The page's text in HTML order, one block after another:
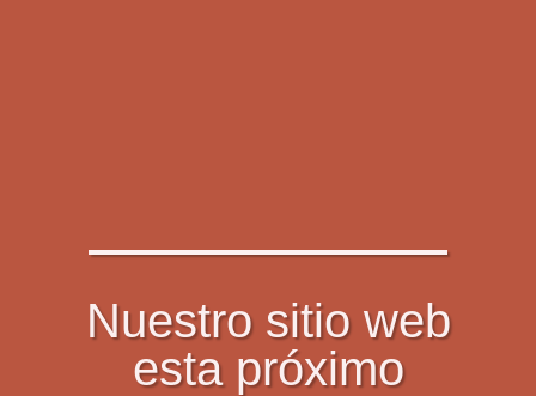
Nuestro sitio web
esta próximo